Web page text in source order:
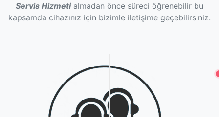
Servis Hizmetialmadan önce süreci öğrenebilir bu
kapsamda cihazınız için bizimle iletişime geçebilirsiniz.